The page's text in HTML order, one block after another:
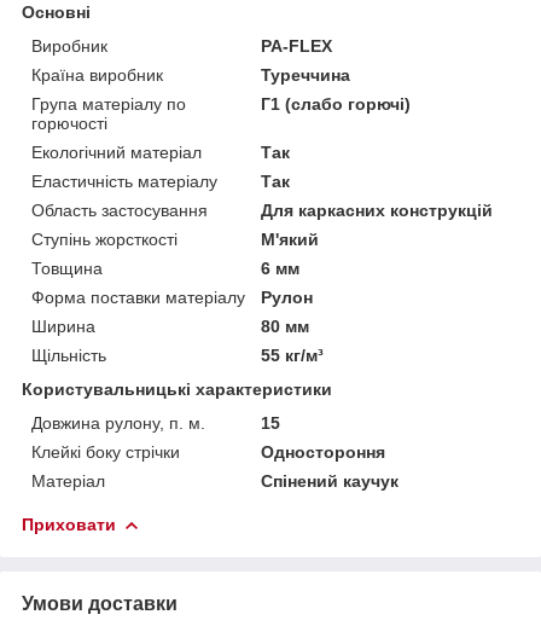
Основні
Виробник
PA-FLEX
Країна виробник
Туреччина
Група матеріалу по
горючості
Г1 (слабо горючі)
Екологічний матеріал
Так
Еластичність матеріалу
Так
Область застосування
Для каркасних конструкцій
Ступінь жорсткості
М'який
Товщина
6 мм
Форма поставки матеріалу
Рулон
Ширина
80 мм
Щільність
55 кг/м³
Користувальницькі характеристики
Довжина рулону, п. м.
15
Клейкі боку стрічки
Одностороння
Матеріал
Спінений каучук
Приховати
Умови доставки